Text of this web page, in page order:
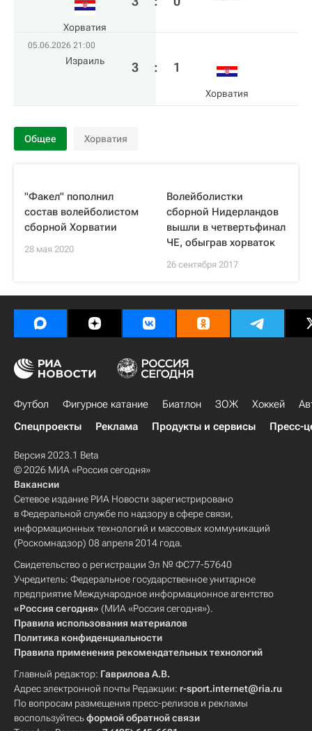
Хорватия
05.06.2026 21:00
Израиль 3 : 1
Хорватия
Общее Хорватия
"Факел" пополнил
состав волейболистом
сборной Хорватии
28 мая 2020
Волейболистки
сборной Нидерландов
вышли в четвертьфинал
ЧЕ, обыграв хорваток
26 сентября 2017
Футбол Фигурное катание Биатлон ЗОЖ Хоккей
Спецпроекты
Реклама Продукты и сервисы Пресс-
Версия 2023.1 Beta
© 2026 МИА «Россия сегодня»
Вакансии
Сетевое издание РИА Новости зарегистрировано
в Федеральной службе по надзору в сфере связи,
информационных технологий и массовых коммуникаций
(Роскомнадзор) 08 апреля 2014 года.
Свидетельство о регистрации Эл № ФС77-57640
Учредитель: Федеральное государственное унитарное
предприятие Международное информационное агентство
«Россия сегодня» (МИА «Россия сегодня»).
Правила использования материалов
Политика конфиденциальности
Правила применения рекомендательных технологий
Главный редактор: Гаврилова А.В.
Адрес электронной почты Редакции: r-sport.internet@ria.ru
По вопросам размещения пресс-релизов и рекламы
воспользуйтесьформой обратной связи